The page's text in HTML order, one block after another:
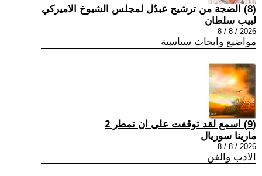
(8) الضجة من ترشيح عبدُل لمجلس الشيوخ الاميركي
لبيب سلطان
2026 / 8 / 8
مواضيع وابحاث سياسية
(9) اسمع لقد توقفت على ان تمطر 2
مارينا سوريال
2026 / 8 / 8
الادب والفن